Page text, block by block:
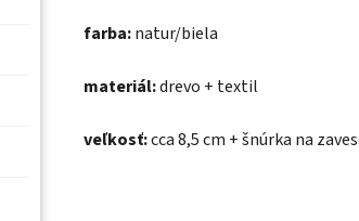
farba:natur/biela
materiál:drevo + textil
veľkosť:cca 8,5 cm + šnúrka na